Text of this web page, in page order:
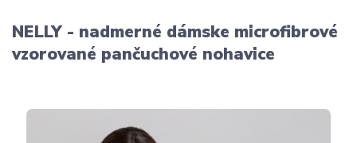
NELLY - nadmerné dámske microfibrové
vzorované pančuchové nohavice